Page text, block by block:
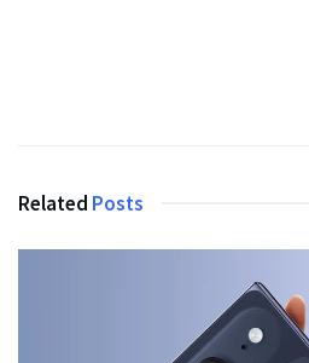
Related Posts